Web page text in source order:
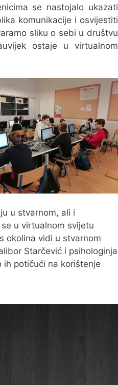
se nastojalo ukazati
komunikacije i osvijestiti
sliku o sebi u društvu
ostaje u virtualnom
u stvarnom, ali i
u virtualnom svijetu
okolina vidi u stvarnom
Starčević i psihologinja
ih potičući na korištenje